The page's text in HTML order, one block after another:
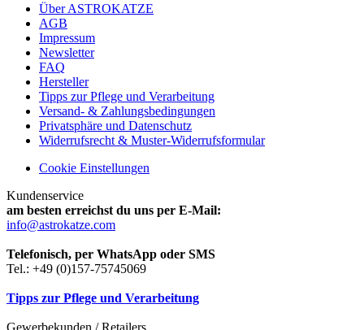
Über ASTROKATZE
AGB
Impressum
Newsletter
FAQ
Hersteller
Tipps zur Pflege und Verarbeitung
Versand- & Zahlungsbedingungen
Privatsphäre und Datenschutz
Widerrufsrecht & Muster-Widerrufsformular
Cookie Einstellungen
Kundenservice
am besten erreichst du uns per E-Mail:
info@astrokatze.com
Telefonisch, per WhatsApp oder SMS
Tel.: +49 (0)157-75745069
Tipps zur Pflege und Verarbeitung
Gewerbekunden / Retailers